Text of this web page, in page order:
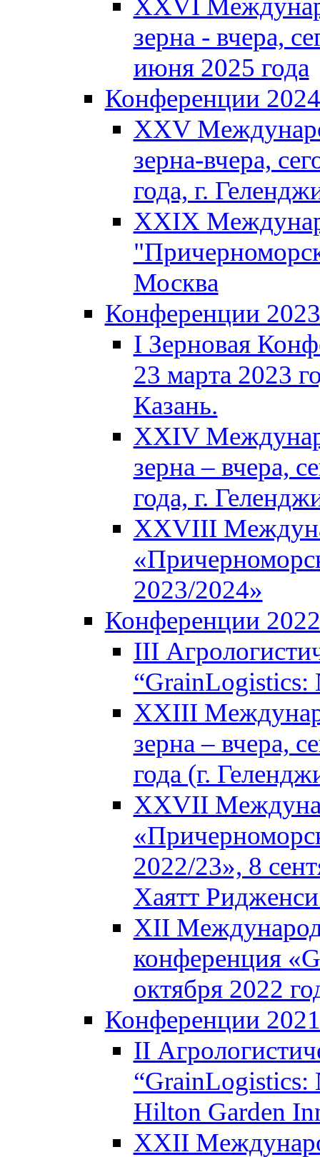
XXVI
зерна - вчера,
июня 2025 года
Конференции 2024
XXV
зерна-вчера,
года, г.
XXIX
Москва
Конференции 2023
I Зерновая
23 марта 2023
Казань.
XXIV
зерна – вчера,
года, г.
XXVIII
2023/2024»
Конференции 2022
III
“GrainLogistics:
XXIII
зерна – вчера,
года (г.
XXVII
2022/23», 8
Хаятт
XII
конференция
октября 2022
Конференции 2021
II
“GrainLogistics:
Hilton Garden
XXII